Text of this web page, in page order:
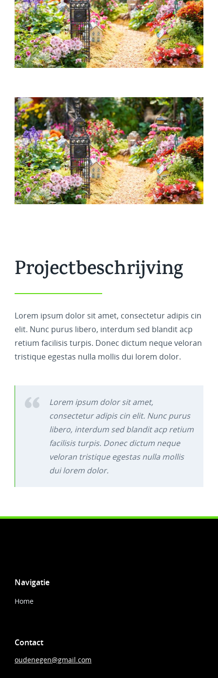
Projectbeschrijving
Lorem ipsum dolor sit amet, consectetur adipis cin
elit. Nunc purus libero, interdum sed blandit acp
retium facilisis turpis. Donec dictum neque veloran
tristique egestas nulla mollis dui lorem dolor.
Lorem ipsum dolor sit amet,
consectetur adipis cin elit. Nunc purus
libero, interdum sed blandit acp retium
facilisis turpis. Donec dictum neque
veloran tristique egestas nulla mollis
dui lorem dolor.
Navigatie
Home
Contact
oudenegen@gmail.com